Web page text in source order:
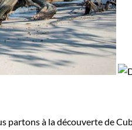
partons à la découverte de